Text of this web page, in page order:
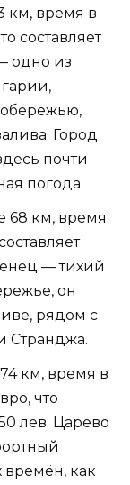
км, время в
составляет
одно из
Город
почти
погода.
68 км, время
— тихий
он
рядом с
Странджа.
км, время в
что
лев. Царево
времён, как